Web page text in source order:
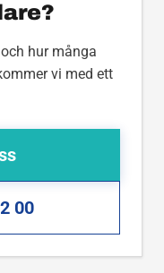
hur många
vi med ett
00